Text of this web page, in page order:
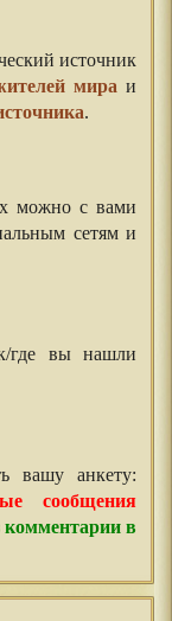
источник
мира и
.
можно с вами
сетям и
где вы нашли
вашу анкету:
сообщения
комментарии в